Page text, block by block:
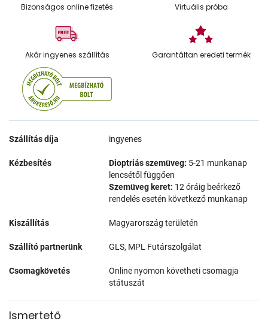
Bizonságos online fizetés Virtuális próba
Akár ingyenes szállítás Garantáltan eredeti termék
Szállítás díja ingyenes
Kézbesítés Dioptriás szemüveg: 5-21 munkanap
lencsétől függően
Szemüveg keret: 12 óráig beérkező
rendelés esetén következő munkanap
Kiszállítás Magyarország területén
Szállító partnerünk GLS, MPL Futárszolgálat
Csomagkövetés
Online nyomon követheti csomagja
státuszát
Ismertető